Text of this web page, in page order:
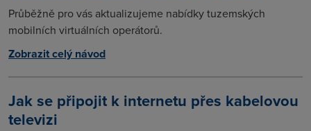
Průběžně pro vás aktualizujeme nabídky tuzemských
mobilních virtuálních operátorů.
Zobrazit celý návod
Jak se připojit k internetu přes kabelovou
televizi